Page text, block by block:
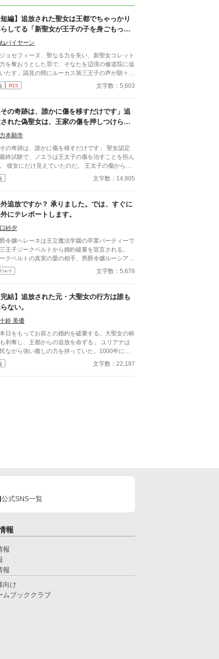
短編】追放された聖女は王都でちゃっかり
してる「新聖女が王子の子を身ごもっ
」結界を守るために元聖女たちが立ち上
バイヤーン
ジョセフィーヌ、聖なる力を失い、新聖女コレット
を奪おうとした罪で、そなたを辺境の修道院に追
たす」謁見の間にルーカス第三王子の声が朗々と
渡る。 「異議あり！」ジョセフィーヌは間髪を
ず意義を唱え、証言を述べる。 「証言一、とあ
。証言二、とある元聖女ノエミ。殿下は背が高く、
そりしてるのに出るとこ出てるのが好き。証言
とある元聖女オードリー。殿下は、手は出さな
見てるだけ」 「ええーい、やめーい。不敬罪で
放」 追放された元聖女ジョセフィーヌはさっさと
都に戻って、魚屋で働いてる。そんな中、聖女コレ
がルーカス殿下の子を身ごもったという噂が。王
結界を守るため、元聖女たちは立ち上がった。
R15 文字数：5,603
その奇跡は、誰かに傷を移すだけです」追
れた偽聖女は、王家の傷を押しつけられ
士を救う
本願寺
その奇跡は、誰かに傷を移すだけです」 聖女認定
終試験で、ノエラは王太子の傷を治すことを拒ん
子の傷から北
び、名も知らない少年の腕を切り裂こうとする黒
く偽聖女とされ、辺境聖痕院へ追
位貴族が「奇跡」で消した傷や病を押しつけられ
十一人と、左腕に何十人分もの傷を背負わされた
騎士ダリオだった。 ノエラの力は、傷を治す
ではない。 誰が救われ、誰が代価を払っている
かを読み、不正な魔法契約を停止する、失われた職
呪約師の力だった。 国家を守るために必要な
だったと主張する大司教。 代価を知らずに奇跡
っていた現聖女。 自分の健康が誰かの苦痛で成
いた王太子。 ノエラは、自分を聖女や救世
を暴いていく。 これは「本物の聖女」として王
り咲く物語ではない。 偽聖女と呼ばれた女性
を選ぶ物語。 全7話完結。制度ざまぁ、相互
済、明確なハッピーエンドです。
文字数：14,805
外追放ですか？ 承りました。では、すぐに
にテレポートします。
紗夕
令嬢ヘレーネは王立魔法学園の卒業パーティーで
王子ジークベルトから婚約破棄を宣言される。
クベルトの真実の愛の相手、男爵令嬢ルーシアへ
がらせが原因だ。 国外追放を言い渡したジーク
トに、ヘレーネは眉一つ動かさずに答えた。
テレポートします」
ｼｮｰﾄ 文字数：5,678
完結】追放された元・大聖女の行方は誰も
ない。
鈴 美優
本日をもってお前との婚約を破棄する。大聖女の称
剥奪し、王都からの追放を命ずる」 ユリアナは
ながら強い癒しの力を持っていた。1000年に一
れるとされる大聖女の称号を得て、婚約者となっ
子リッドと共に魔物討伐に邁進する日々を送って
文字数：22,197
公式SNS一覧
報
報
報
向け
ムブッククラブ